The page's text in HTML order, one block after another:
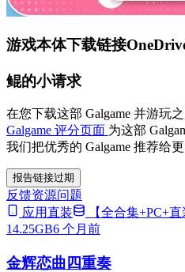
游戏本体下载链接
鲲的小请求
在您下载这部 Galgame 并游玩
Galgame 评分页面 为这部
我们把优秀的 Galgame 推荐给
报告链接过期
反馈资源问题
应用直装
【全合集+PC+
14.25GB6 个月前
金辉恋曲四重奏